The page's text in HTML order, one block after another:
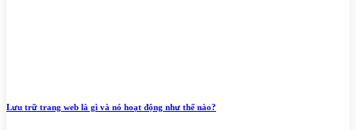
Lưu trữ trang web là gì và nó hoạt động như thế nào?